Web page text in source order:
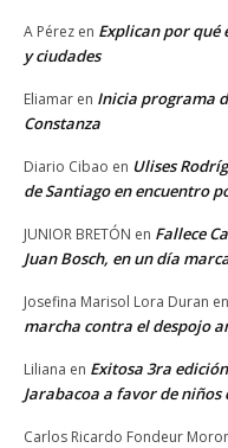
A Pérez en Explican por qué
y ciudades
Eliamar en Inicia programa
Constanza
Diario Cibao en Ulises
de Santiago en encuentro
JUNIOR BRETÓN en Fallece
Juan Bosch, en un día
Josefina Marisol Lora Duran en
marcha contra el despojo
Liliana en Exitosa 3ra
Jarabacoa a favor de
Carlos Ricardo Fondeur